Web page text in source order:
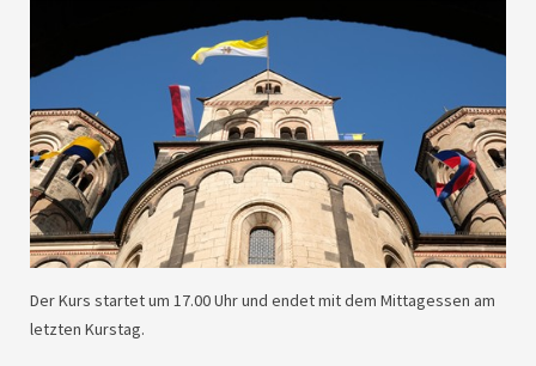
Der Kurs startet um 17.00 Uhr und endet mit dem Mittagessen am
letzten Kurstag.